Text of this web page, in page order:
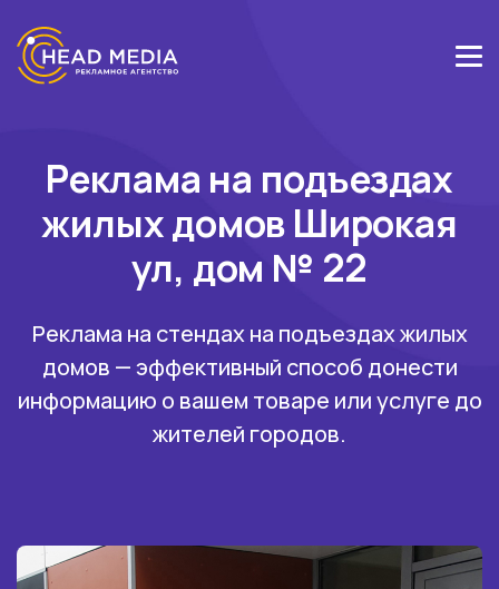
Реклама на подъездах
жилых домов Широкая
ул, дом № 22
Реклама на стендах на подъездах жилых
домов — эффективный способ донести
информацию о вашем товаре или услуге до
жителей городов.